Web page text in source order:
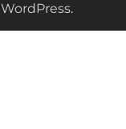
WordPress.